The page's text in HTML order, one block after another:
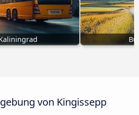
von Kingissepp